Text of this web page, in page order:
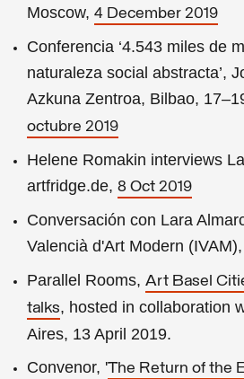
Moscow, 4 December 2019
Conferencia ‘4.543 miles de
naturaleza social abstracta’,
Azkuna Zentroa, Bilbao,
octubre 2019
Helene Romakin interviews
artfridge.de, 8 Oct 2019
Conversación con Lara
Valencià d'Art Modern (IVAM),
Parallel Rooms, Art Basel
talks, hosted in collaboration
Aires, 13 April 2019.
Convenor, 'The Return of the